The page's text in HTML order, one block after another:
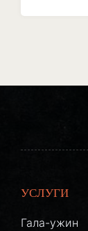
УСЛУГИ
Гала-ужин